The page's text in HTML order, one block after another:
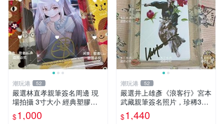
潮玩港 52
嚴選林直孝親筆簽名周邊 現
場拍攝 3寸大小 經典塑膠記
憶周邊收藏推薦 塑料記憶 時
代典藏 筆跡限量
$1,000
潮玩港 52
嚴選井上雄彥《浪客行》宮本
武藏親筆簽名照片，珍稀3英
寸國外直帶原圖實物 浪客行
紙質 簽名 宮本武藏
$1,440